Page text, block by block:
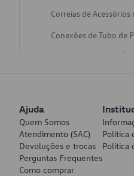
Correias de
Conexões de Tubo de
Varetas de Nivel de Óleo
Discos de Freio
Juntas de Bomba de
Mangueiras de Vácuo
Ajuda
Quem Somos
Atendimento (SAC)
Devoluções e trocas
Perguntas Frequentes
Como comprar
Política
Política